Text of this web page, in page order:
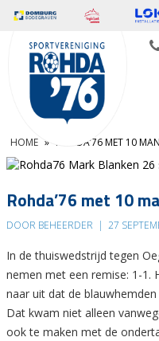
HOME » ROHDA’76 MET 10
Rohda’76 met 10
DOOR BEHEERDER | 27
In de thuiswedstrijd tegen
nemen met een remise: 1-1.
naar uit dat de
Dat kwam niet alleen
ook te maken met de